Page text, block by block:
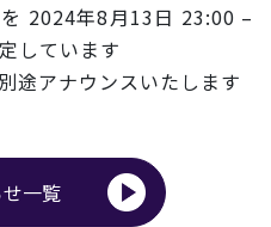
2024年8月13日 23:00 –
しています
途アナウンスいたします
一覧